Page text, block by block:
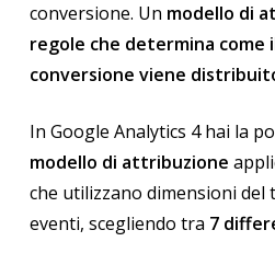
conversione. Un modello di
regole che determina come
conversione viene
In Google Analytics 4 hai la
modello di attribuzione
che utilizzano dimensioni del
eventi, scegliendo tra 7